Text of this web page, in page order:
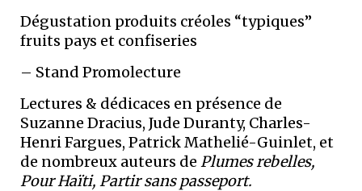
Dégustation produits créoles “typiques”
fruits pays et confiseries
– Stand Promolecture
Lectures & dédicaces en présence de
Suzanne Dracius, Jude Duranty, Charles-
Henri Fargues, Patrick Mathelié-Guinlet, et
de nombreux auteurs de Plumes rebelles,
Pour Haïti, Partir sans passeport.